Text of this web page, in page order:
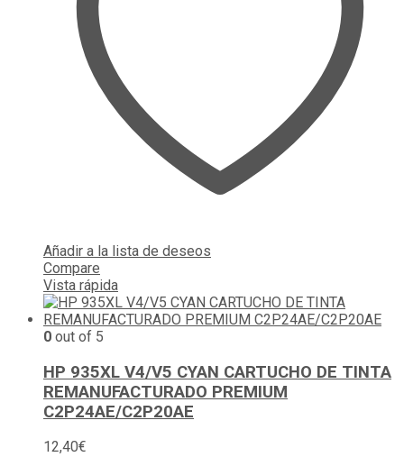
Añadir a la lista de deseos
Compare
Vista rápida
0 out of 5
HP 935XL V4/V5 CYAN CARTUCHO DE TINTA
REMANUFACTURADO PREMIUM
C2P24AE/C2P20AE
12,40€